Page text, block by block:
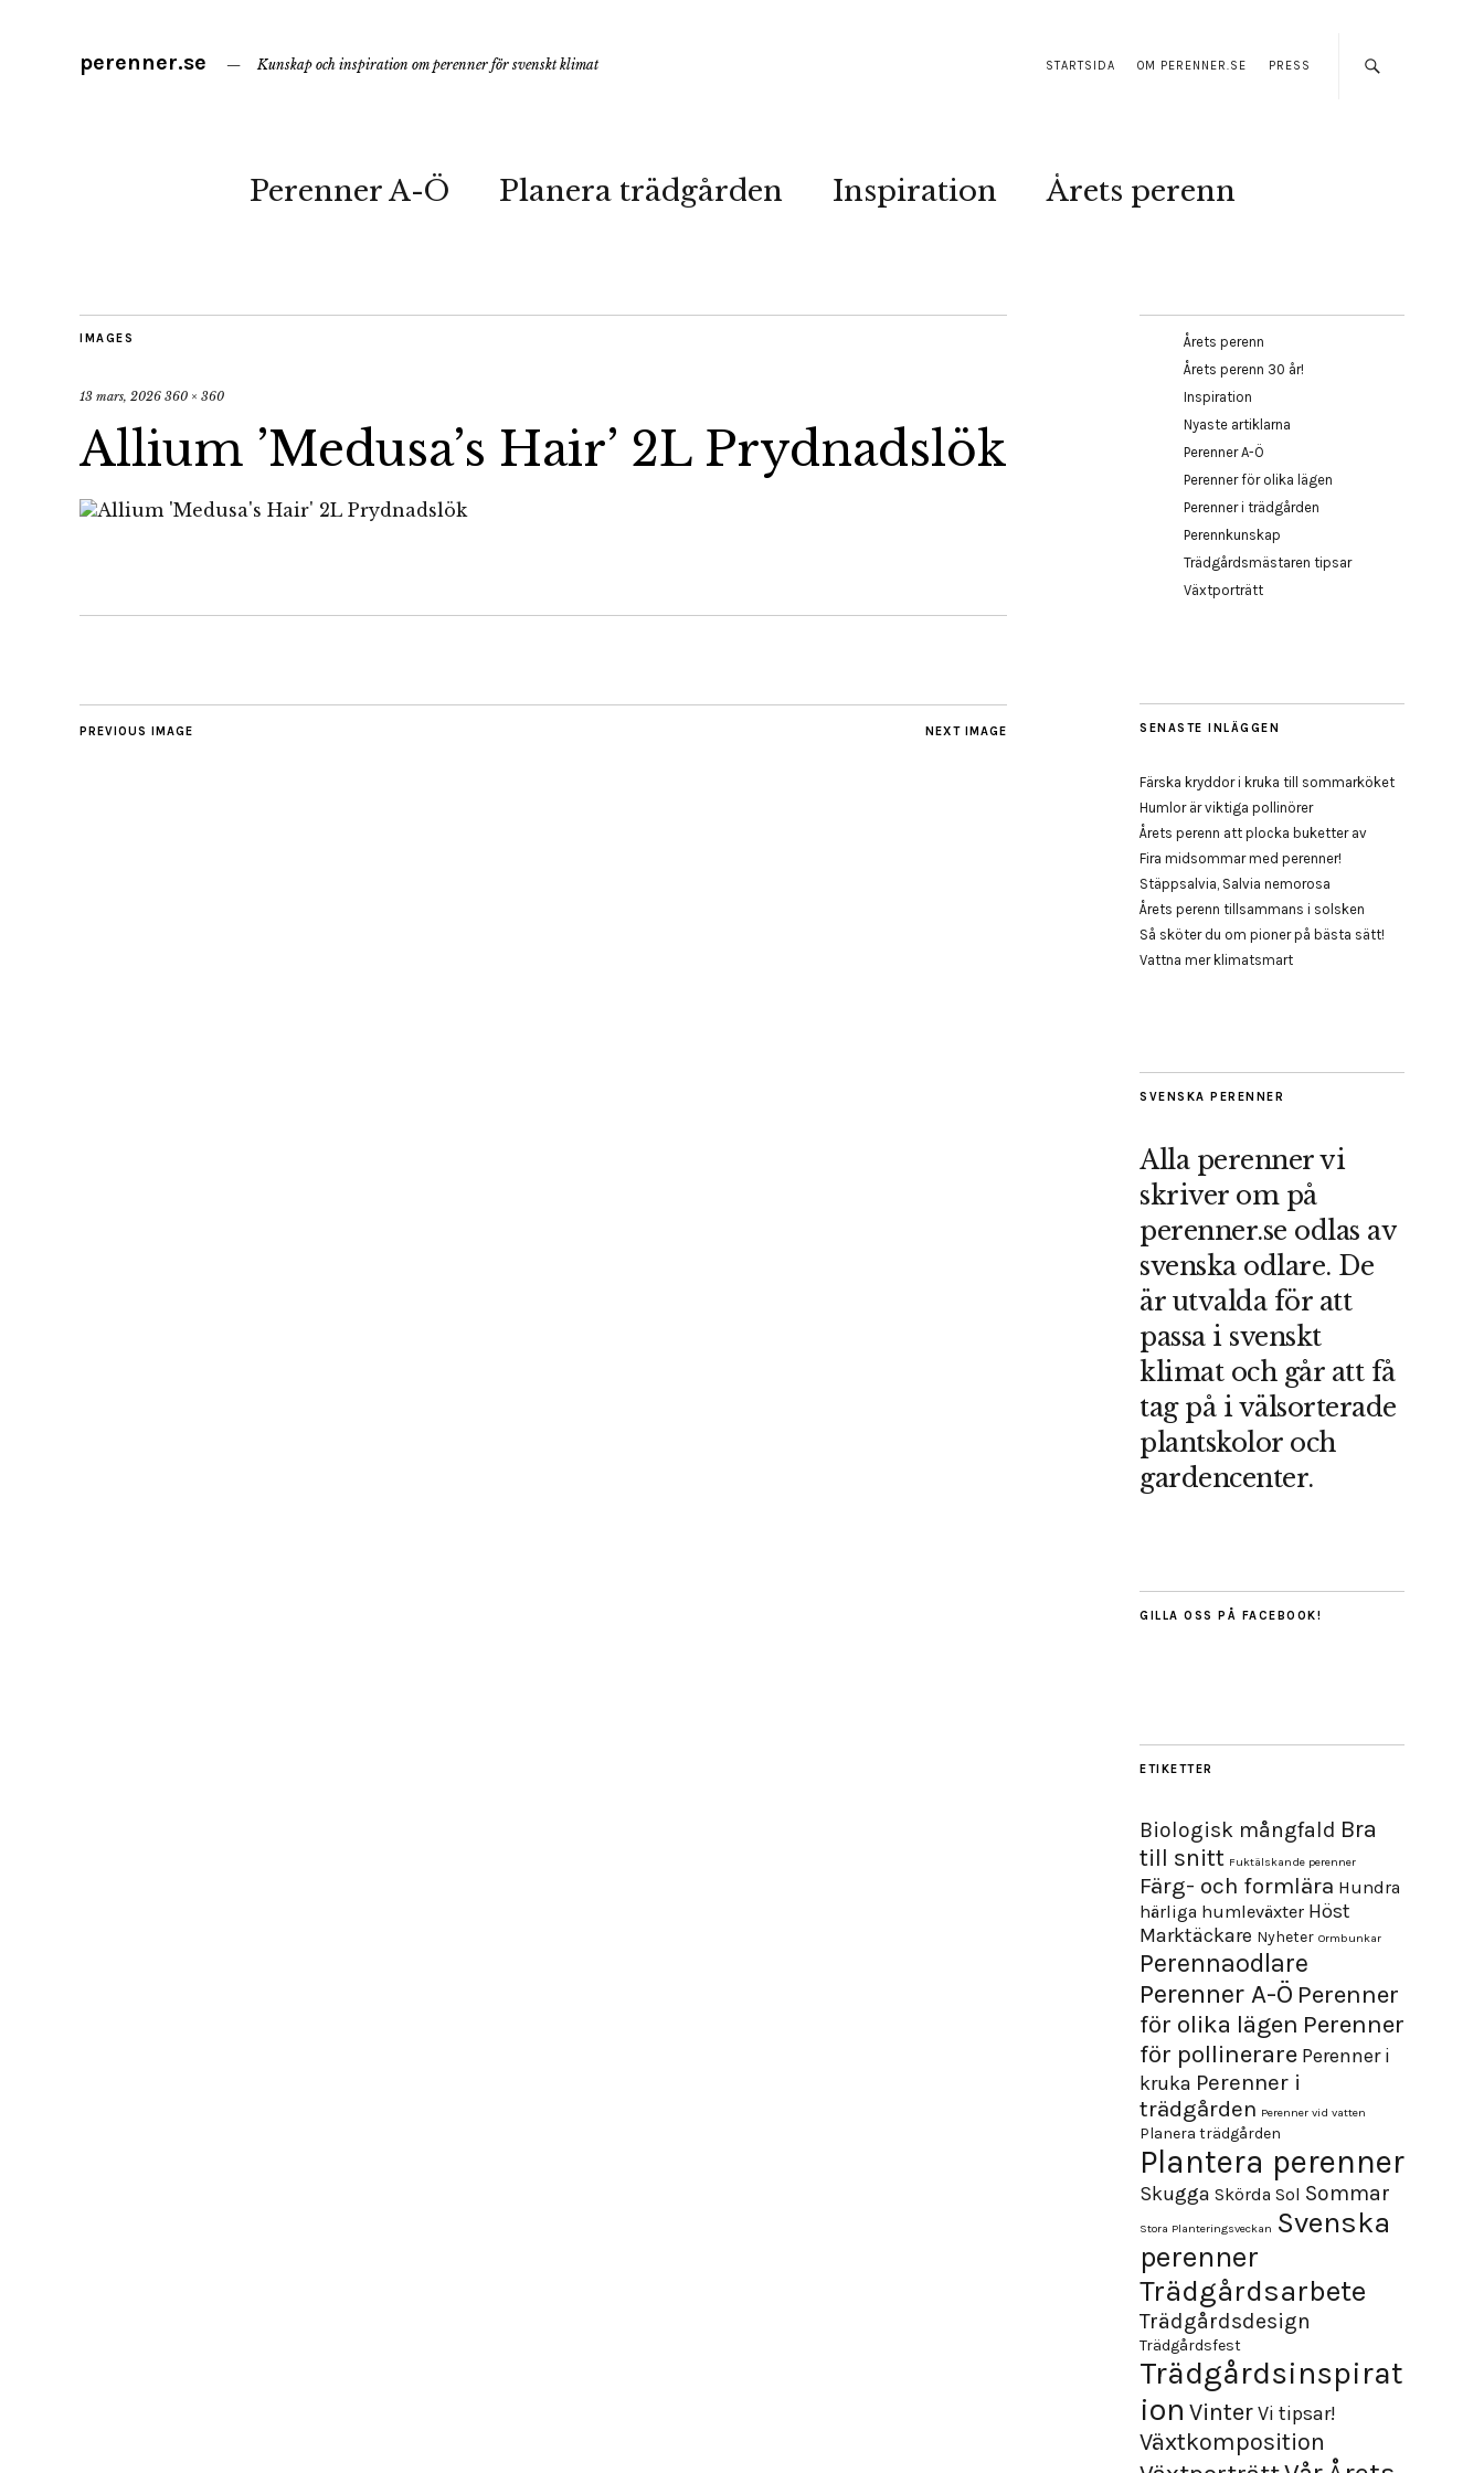
STARTSIDA OM PERENNER.SE PRESS
perenner.se Kunskap och inspiration om perenner för svenskt klimat
Perenner A-Ö Planera trädgården Inspiration Årets perenn
IMAGES
13 mars, 2026 360 × 360
Allium ’Medusa’s Hair’ 2L Prydnadslök
NEXT IMAGE
PREVIOUS IMAGE
Årets perenn
Årets perenn 30 år!
Inspiration
Nyaste artiklarna
Perenner A-Ö
Perenner för olika lägen
Perenner i trädgården
Perennkunskap
Trädgårdsmästaren tipsar
Växtporträtt
SENASTE INLÄGGEN
Färska kryddor i kruka till sommarköket
Humlor är viktiga pollinörer
Årets perenn att plocka buketter av
Fira midsommar med perenner!
Stäppsalvia, Salvia nemorosa
Årets perenn tillsammans i solsken
Så sköter du om pioner på bästa sätt!
Vattna mer klimatsmart
SVENSKA PERENNER
Alla perenner vi
skriver om på
perenner.se odlas av
svenska odlare. De
är utvalda för att
passa i svenskt
klimat och går att få
tag på i välsorterade
plantskolor och
gardencenter.
GILLA OSS PÅ FACEBOOK!
ETIKETTER
Biologisk mångfald Bra
till snitt Fuktälskande perenner
Färg- och formlära Hundra
härliga humleväxter Höst
Marktäckare Nyheter Ormbunkar
Perennaodlare
Perenner A-Ö Perenner
för olika lägen Perenner
för pollinerare Perenner i
kruka Perenner i
trädgården Perenner vid vatten
Planera trädgården
Plantera perenner
Skugga Skörda Sol Sommar
Stora Planteringsveckan Svenska
perenner
Trädgårdsarbete
Trädgårdsdesign
Trädgårdsfest
Trädgårdsinspirat
ion VinterVi tipsar!
Växtkomposition